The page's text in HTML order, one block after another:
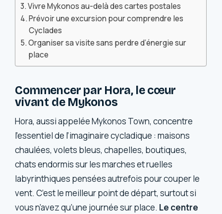
Vivre Mykonos au-delà des cartes postales
Prévoir une excursion pour comprendre les
Cyclades
Organiser sa visite sans perdre d’énergie sur
place
Commencer par Hora, le cœur
vivant de Mykonos
Hora, aussi appelée Mykonos Town, concentre
l’essentiel de l’imaginaire cycladique : maisons
chaulées, volets bleus, chapelles, boutiques,
chats endormis sur les marches et ruelles
labyrinthiques pensées autrefois pour couper le
vent. C’est le meilleur point de départ, surtout si
vous n’avez qu’une journée sur place. Le centre